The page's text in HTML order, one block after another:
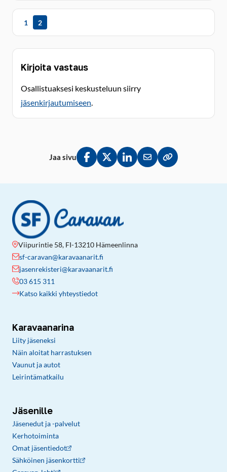
1 2
Kirjoita vastaus
Osallistuaksesi keskusteluun siirry
jäsenkirjautumiseen.
Jaa sivu
Jaa Facebookissa
Jaa Twitterissä
Jaa LinkedInissä
Jaa sähköpostitse
Kopioi linkki
Viipurintie 58, FI-13210 Hämeenlinna
sf-caravan@karavaanarit.fi
jasenrekisteri@karavaanarit.fi
03 615 311
Katso kaikki yhteystiedot
Karavaanarina
Liity jäseneksi
Näin aloitat harrastuksen
Vaunut ja autot
Leirintämatkailu
Jäsenille
Jäsenedut ja -palvelut
Kerhotoiminta
Omat jäsentiedot
Sähköinen jäsenkortti